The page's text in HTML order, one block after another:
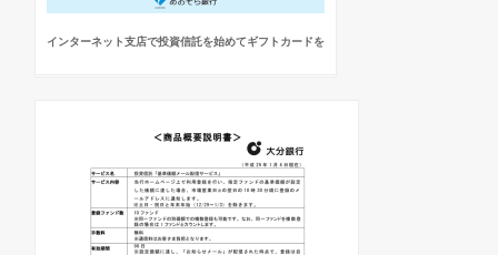
インターネット支店で投資信託を始めてギフトカードを